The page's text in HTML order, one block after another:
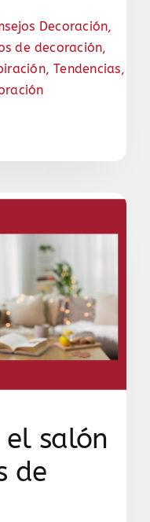
Decoración,
de decoración,
,Tendencias,
el salón
de